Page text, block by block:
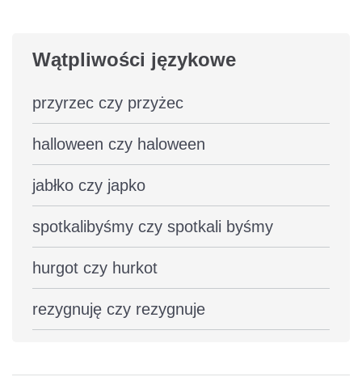
Wątpliwości językowe
przyrzec czy przyżec
halloween czy haloween
jabłko czy japko
spotkalibyśmy czy spotkali byśmy
hurgot czy hurkot
rezygnuję czy rezygnuje